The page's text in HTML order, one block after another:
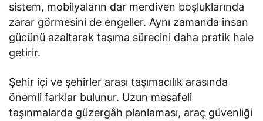
sistem, mobilyaların dar merdiven boşluklarında
zarar görmesini de engeller. Aynı zamanda insan
gücünü azaltarak taşıma sürecini daha pratik hale
getirir.
Şehir içi ve şehirler arası taşımacılık arasında
önemli farklar bulunur. Uzun mesafeli
taşınmalarda güzergâh planlaması, araç güvenliği